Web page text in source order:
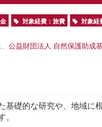
対象経費：旅費 対象経
公益財団法人 自然保護助成
礎的な研究や、地域に